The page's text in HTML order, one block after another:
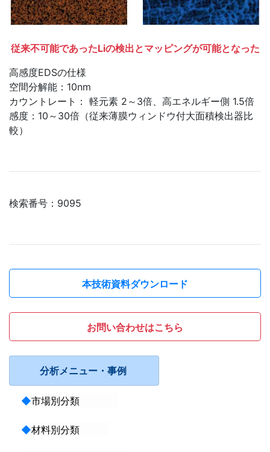
従来不可能であったLiの検出とマッピングが可能となった
高感度EDSの仕様
空間分解能：10nm
カウントレート： 軽元素 2～3倍、高エネルギー側 1.5倍
感度：10～30倍（従来薄膜ウィンドウ付大面積検出器比
較）
検索番号：9095
本技術資料ダウンロード
お問い合わせはこちら
分析メニュー・事例
◆市場別分類
◆材料別分類